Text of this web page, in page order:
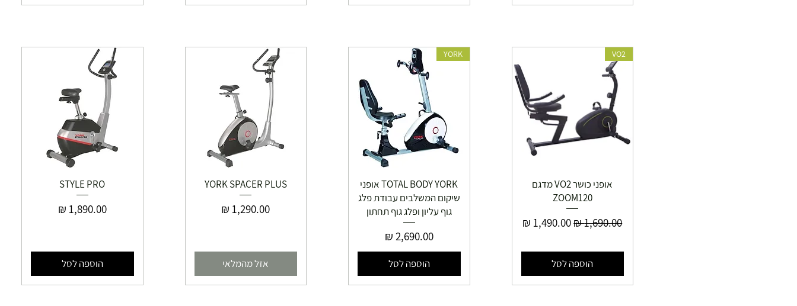
VO2
אופני כושר VO2 מדגם
ZOOM120
מחיר רגיל‏1,690.00 ‏₪ מחיר מבצע
הוספה לסל
YORK
TOTAL BODY YORK אופני
שיקום המשלבים עבודת פלג
גוף עליון ופלג גוף תחתון
מחיר‏2,690.00 ‏₪
הוספה לסל
YORK SPACER PLUS
מחיר
אזל מהמלאי
STYLE PRO
מחיר‏1,890.00 ‏₪
הוספה לסל